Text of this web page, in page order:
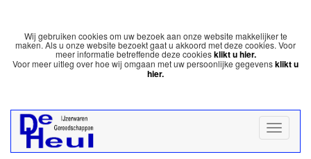
Wij gebruiken cookies om uw bezoek aan onze website makkelijker te
maken. Als u onze website bezoekt gaat u akkoord met deze cookies. Voor
meer informatie betreffende deze cookiesklikt u hier.
Voor meer uitleg over hoe wij omgaan met uw persoonlijke gegevensklikt u
hier.